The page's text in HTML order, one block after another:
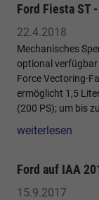
Ford Fiesta ST
22.4.2018
Mechanisches
optional
Force Vectoring-
ermöglicht 1,5
(200 PS); um bis
weiterlesen
Ford auf IAA
15.9.2017